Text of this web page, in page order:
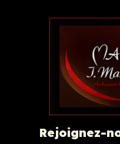
Rejoignez-